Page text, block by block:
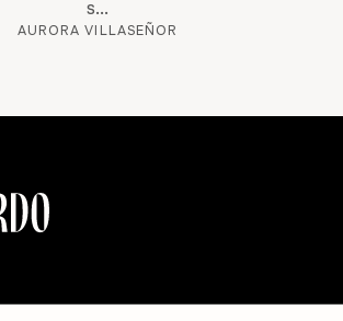
s...
AURORA VILLASEÑOR